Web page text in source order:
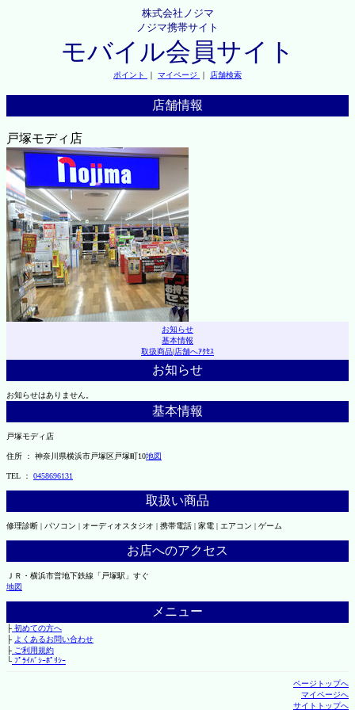
株式会社ノジマ
ノジマ携帯サイト
モバイル会員サイト
ポイント ｜ マイページ ｜ 店舗検索
店舗情報
戸塚モディ店
お知らせ
基本情報
取扱商品|店舗へｱｸｾｽ
お知らせ
お知らせはありません。
基本情報
戸塚モディ店
住所 ： 神奈川県横浜市戸塚区戸塚町10地図
TEL ： 0458696131
取扱い商品
修理診断 | パソコン | オーディオスタジオ | 携帯電話 | 家電 | エアコン | ゲーム
お店へのアクセス
ＪＲ・横浜市営地下鉄線「戸塚駅」すぐ
地図
メニュー
├初めての方へ
├ よくあるお問い合わせ
├ご利用規約
└ﾌﾟﾗｲﾊﾞｼｰﾎﾟﾘｼｰ
ページトップへ
マイページへ
サイトトップへ